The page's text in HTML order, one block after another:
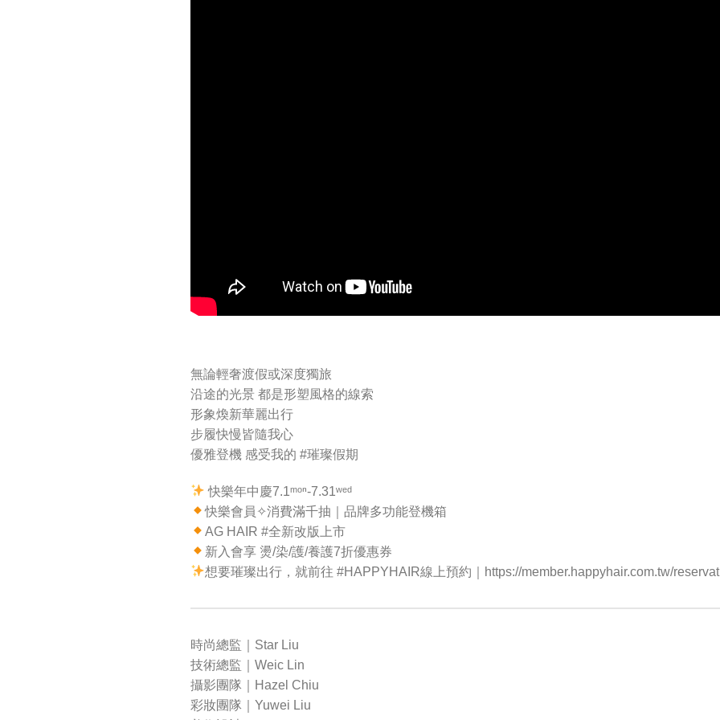
無論輕奢渡假或深度獨旅
沿途的光景 都是形塑風格的線索
形象煥新華麗出行
步履快慢皆隨我心
優雅登機 感受我的 #璀璨假期
快樂年中慶7.1ᵐᵒⁿ-7.31ʷᵉᵈ
快樂會員✧消費滿千抽｜品牌多功能登機箱
AG HAIR #全新改版上市
新入會享 燙/染/護/養護7折優惠券
想要璀璨出行，就前往 #HAPPYHAIR線上預約｜https://member.happyhair.com.tw/
時尚總監｜Star Liu
技術總監｜Weic Lin
攝影團隊｜Hazel Chiu
彩妝團隊｜Yuwei Liu